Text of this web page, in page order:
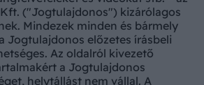
("Jogtulajdonos") kizárólagos
Mindezek minden és bármely
Jogtulajdonos előzetes írásbeli
Az oldalról kivezető
a Jogtulajdonos
helytállást nem vállal. A